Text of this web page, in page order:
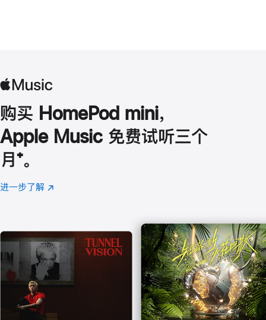
购买 HomePod mini，
Apple Music 免费试听三个
月 脚
注
⁺。
进一步了解 Apple
(在
口
中
打
开)